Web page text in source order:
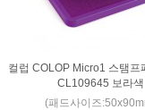
컬럽 COLOP Micro1 스탬프
CL109645 보라색
(패드사이즈